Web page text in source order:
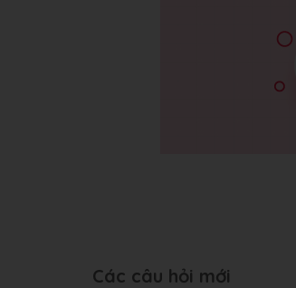
Các câu hỏi mới